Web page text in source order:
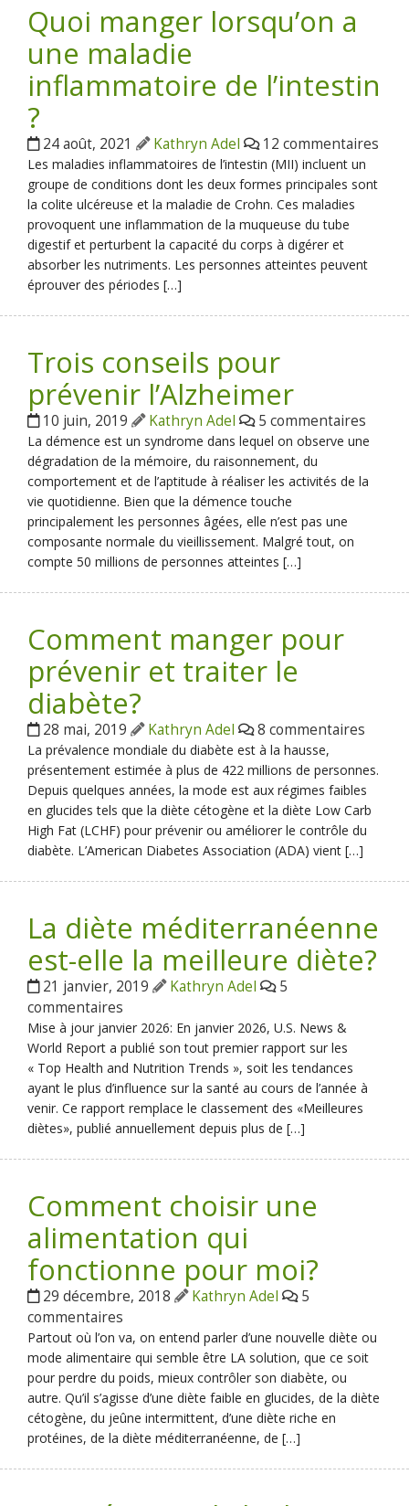
Quoi manger lorsqu’on a
une maladie
inflammatoire de l’intestin
?
24 août, 2021 Kathryn Adel 12 commentaires
Les maladies inflammatoires de l’intestin (MII) incluent un
groupe de conditions dont les deux formes principales sont
la colite ulcéreuse et la maladie de Crohn. Ces maladies
provoquent une inflammation de la muqueuse du tube
digestif et perturbent la capacité du corps à digérer et
absorber les nutriments. Les personnes atteintes peuvent
éprouver des périodes […]
Trois conseils pour
prévenir l’Alzheimer
10 juin, 2019 Kathryn Adel 5 commentaires
La démence est un syndrome dans lequel on observe une
dégradation de la mémoire, du raisonnement, du
comportement et de l’aptitude à réaliser les activités de la
vie quotidienne. Bien que la démence touche
principalement les personnes âgées, elle n’est pas une
composante normale du vieillissement. Malgré tout, on
compte 50 millions de personnes atteintes […]
Comment manger pour
prévenir et traiter le
diabète?
28 mai, 2019 Kathryn Adel 8 commentaires
La prévalence mondiale du diabète est à la hausse,
présentement estimée à plus de 422 millions de personnes.
Depuis quelques années, la mode est aux régimes faibles
en glucides tels que la diète cétogène et la diète Low Carb
High Fat (LCHF) pour prévenir ou améliorer le contrôle du
diabète. L’American Diabetes Association (ADA) vient […]
La diète méditerranéenne
est-elle la meilleure diète?
21 janvier, 2019 Kathryn Adel
5
commentaires
Mise à jour janvier 2026: En janvier 2026, U.S. News &
World Report a publié son tout premier rapport sur les
« Top Health and Nutrition Trends », soit les tendances
ayant le plus d’influence sur la santé au cours de l’année à
venir. Ce rapport remplace le classement des «Meilleures
diètes», publié annuellement depuis plus de […]
Comment choisir une
alimentation qui
fonctionne pour moi?
29 décembre, 2018 Kathryn Adel
5
commentaires
Partout où l’on va, on entend parler d’une nouvelle diète ou
mode alimentaire qui semble être LA solution, que ce soit
pour perdre du poids, mieux contrôler son diabète, ou
autre. Qu’il s’agisse d’une diète faible en glucides, de la diète
cétogène, du jeûne intermittent, d’une diète riche en
protéines, de la diète méditerranéenne, de […]